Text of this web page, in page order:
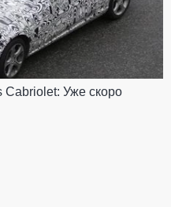
Cabriolet: Уже скоро